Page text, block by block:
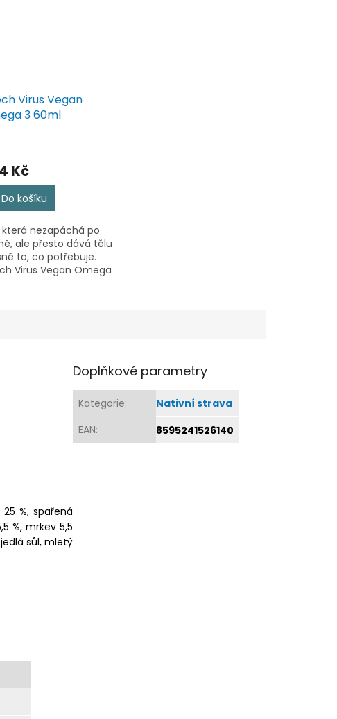
Virus Vegan
3 60ml
Kč
Do košíku
která nezapáchá po
ale přesto dává tělu
to, co potřebuje.
Virus Vegan Omega
%, spařená
%, mrkev 5,5
jedlá sůl, mletý
Doplňkové parametry
Kategorie:
Nativní strava
EAN: 8595241526140